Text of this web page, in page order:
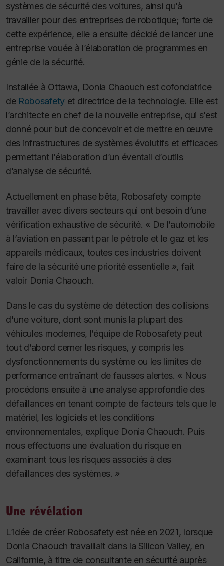
systèmes de sécurité des voitures, ainsi qu’à
travailler pour des entreprises de robotique; forte de
cette expérience, elle a ensuite décidé de lancer une
entreprise vouée à l’élaboration de programmes en
génie de la sécurité.
Installée à Ottawa, Donia Chaouch est cofondatrice
de Robosafetyet directrice de la technologie. Elle est
l’architecte en chef de la nouvelle entreprise, qui s’est
donné pour but de concevoir et de mettre en œuvre
des infrastructures de systèmes évolutifs et efficaces
permettant l’élaboration d’un éventail d’outils
d’analyse de sécurité.
Actuellement en phase bêta, Robosafety compte
travailler avec divers secteurs qui ont besoin d’une
vérification exhaustive de sécurité. « De l’automobile
à l’aviation en passant par le pétrole et le gaz et les
appareils médicaux, toutes ces industries doivent
faire de la sécurité une priorité essentielle », fait
valoir Donia Chaouch.
Dans le cas du système de détection des collisions
d'une voiture, dont sont munis la plupart des
véhicules modernes, l’équipe de Robosafety peut
tout d’abord cerner les risques, y compris les
dysfonctionnements du système ou les limites de
performance entraînant de fausses alertes. « Nous
procédons ensuite à une analyse approfondie des
défaillances en tenant compte de facteurs tels que le
matériel, les logiciels et les conditions
environnementales, explique Donia Chaouch. Puis
nous effectuons une évaluation du risque en
examinant tous les risques associés à des
défaillances des systèmes. »
Une révélation
L’idée de créer Robosafety est née en 2021, lorsque
Donia Chaouch travaillait dans la Silicon Valley, en
Californie, à titre de consultante en sécurité auprès